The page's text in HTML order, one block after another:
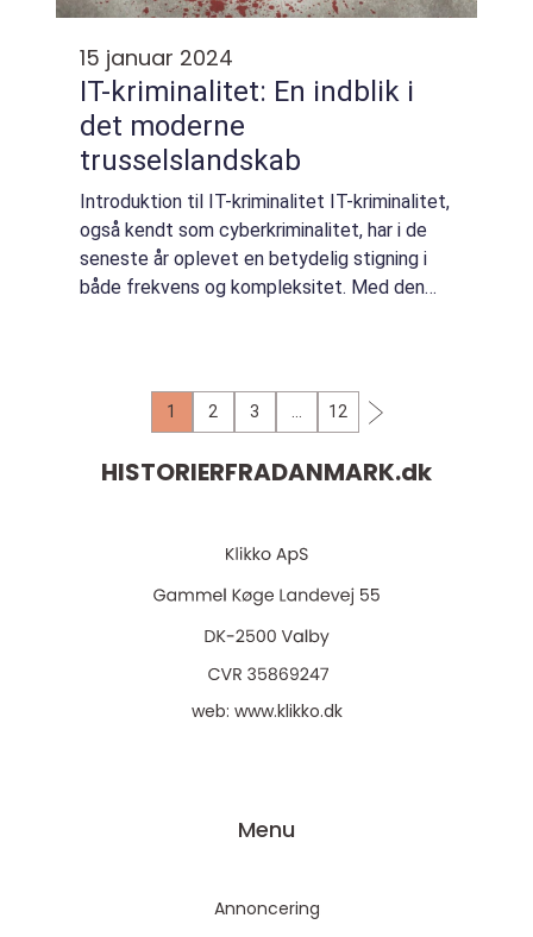
15 januar 2024
IT-kriminalitet: En indblik i
det moderne
trusselslandskab
Introduktion til IT-kriminalitet IT-kriminalitet,
også kendt som cyberkriminalitet, har i de
seneste år oplevet en betydelig stigning i
både frekvens og kompleksitet. Med den
1 2 3 12
HISTORIERFRADANMARK.dk
web: www.klikko.dk
Menu
Annoncering